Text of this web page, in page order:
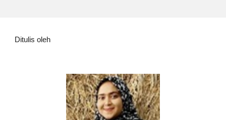
Ditulis oleh